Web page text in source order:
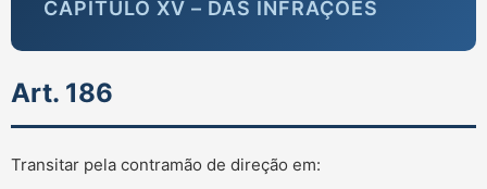
CAPÍTULO XV – DAS INFRAÇÕES
Art. 186
Transitar pela contramão de direção em: